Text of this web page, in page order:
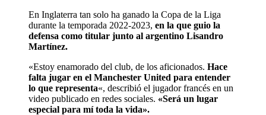
En Inglaterra tan solo ha ganado la Copa de la Liga
durante la temporada 2022-2023, en la que guio la
defensa como titular junto al argentino Lisandro
Martínez.
«Estoy enamorado del club, de los aficionados. Hace
falta jugar en el Manchester United para entender
lo que representa«, describió el jugador francés en un
video publicado en redes sociales. «Será un lugar
especial para mí toda la vida».